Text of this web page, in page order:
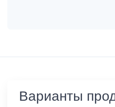
Варианты